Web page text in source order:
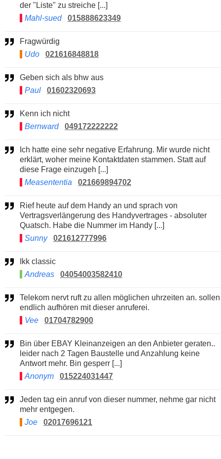
der "Liste" zu streiche [...]
Mahl-sued
015888623349
Fragwürdig
Udo
021616848818
Geben sich als bhw aus
Paul
01602320693
Kenn ich nicht
Bernward
049172222222
erklärt, woher meine Kontaktdaten stammen. Statt auf
diese Frage einzugeh [...]
Measententia
021669894702
Rief heute auf dem Handy an und sprach von
Vertragsverlängerung des Handyvertrages - absoluter
Quatsch. Habe die Nummer im Handy [...]
Sunny
021612777996
Ikk classic
Andreas
04054003582410
Telekom nervt ruft zu allen möglichen uhrzeiten an. sollen
endlich aufhören mit dieser anruferei.
Vee
01704782900
Bin über EBAY Kleinanzeigen an den Anbieter geraten..
leider nach 2 Tagen Baustelle und Anzahlung keine
Antwort mehr. Bin gesperr [...]
Anonym
015224031447
Jeden tag ein anruf von dieser nummer, nehme gar nicht
mehr entgegen.
Joe
02017696121